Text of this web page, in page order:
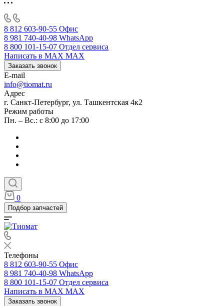
8 812 603-90-55 Офис
8 981 740-40-98 WhatsApp
8 800 101-15-07 Отдел сервиса
Написать в MAX MAX
Заказать звонок
E-mail
info@tiomat.ru
Адрес
г. Санкт-Петербург, ул. Ташкентская 4к2
Режим работы
Пн. – Вс.: с 8:00 до 17:00
0
Подбор запчастей
Телефоны
8 812 603-90-55 Офис
8 981 740-40-98 WhatsApp
8 800 101-15-07 Отдел сервиса
Написать в MAX MAX
Заказать звонок